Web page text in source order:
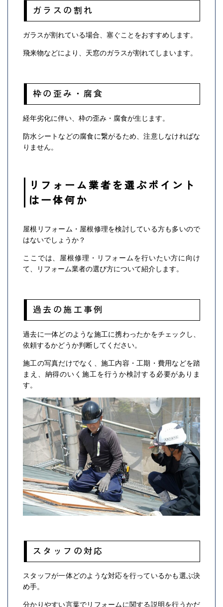
ガラスの割れ
ガラスが割れている場合、塞ぐことをおすすめします。
飛来物などにより、天窓のガラスが割れてしまいます。
枠の歪み・腐食
経年劣化に伴い、枠の歪み・腐食が生じます。
防水シートなどの腐食に繋がるため、注意しなければな
りません。
リフォーム業者を選ぶポイント
は一体何か
屋根リフォーム・屋根修理を検討している方も多いので
はないでしょうか？
ここでは、屋根修理・リフォームを行いたい方に向け
て、リフォーム業者の選び方について紹介します。
過去の施工事例
過去に一体どのような施工に携わったかをチェックし、
依頼するかどうか判断してください。
施工の写真だけでなく、施工内容・工期・費用などを踏
まえ、納得のいく施工を行うか検討する必要がありま
す。
スタッフの対応
スタッフが一体どのような対応を行っているかも選ぶ決
め手。
分かりやすい言葉でリフォームに関する説明を行うかだ